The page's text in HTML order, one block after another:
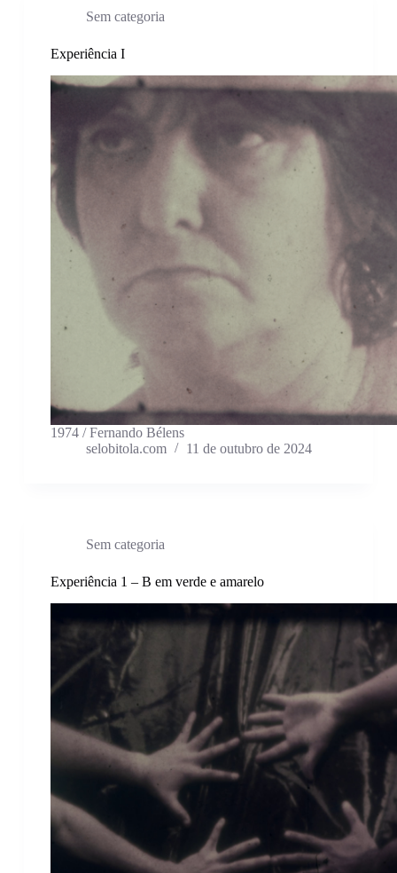
Sem categoria
Experiência I
1974 / Fernando Bélens
selobitola.com
11 de outubro de 2024
Sem categoria
Experiência 1 – B em verde e amarelo